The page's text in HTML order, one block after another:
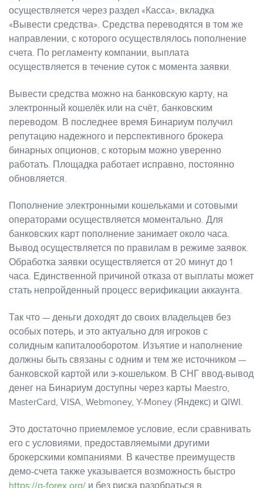
осуществляется через раздел «Касса», вкладка
«Вывести средства». Средства переводятся в том же
направлении, с которого осуществлялось пополнение
счета. По регламенту компании, выплата
осуществляется в течение суток с момента заявки.
Вывести средства можно на банковскую карту, на
электронный кошелёк или на счёт, банковским
переводом. В последнее время Бинариум получил
репутацию надежного и перспективного брокера
бинарных опционов, с которым можно уверенно
работать. Площадка работает исправно, постоянно
обновляется.
Пополнение электронными кошельками и сотовыми
операторами осуществляется моментально. Для
банковских карт пополнение занимает около часа.
Вывод осуществляется по правилам в режиме заявок.
Обработка заявки осуществляется от 20 минут до 1
часа. Единственной причиной отказа от выплаты может
стать непройденный процесс верификации аккаунта.
Так что — деньги доходят до своих владельцев без
особых потерь, и это актуально для игроков с
солидным капиталооборотом. Изъятие и наполнение
должны быть связаны с одним и тем же источником —
банковской картой или э-кошельком. В СНГ ввод-вывод
денег на Бинариум доступны через карты Maestro,
MasterCard, VISA, Webmoney, Y-Money (Яндекс) и QIWI.
Это достаточно приемлемое условие, если сравнивать
его с условиями, предоставляемыми другими
брокерскими компаниями. В качестве преимуществ
демо-счета также указывается возможность быстро